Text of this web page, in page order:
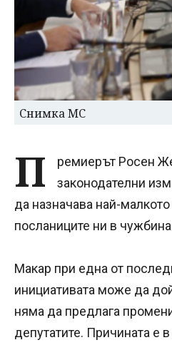
Снимка МС
П
ремиерът Росен
законодателни
да назначава най-
посланиците ни в
Макар при една от
инициативата може да
няма да предлага
депутатите. Причината е